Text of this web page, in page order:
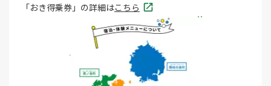
「おき得乗券」の詳細はこちら